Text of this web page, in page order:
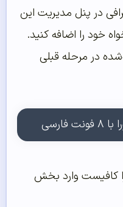
در پنل مدیریت این
خود را اضافه کنید.
در مرحله قبلی
کافیست وارد بخش